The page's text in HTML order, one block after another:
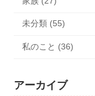
未分類 (55)
私のこと (36)
アーカイブ